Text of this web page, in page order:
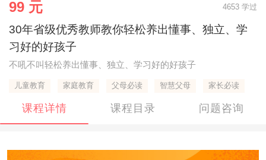
99 元 4653 学过
30年省级优秀教师教你轻松养出懂事、独立、学
习好的好孩子
不吼不叫轻松养出懂事、独立、学习好的好孩子
儿童教育 家庭教育 父母必读 智慧父母 家长必读
课程详情 课程目录 问题咨询